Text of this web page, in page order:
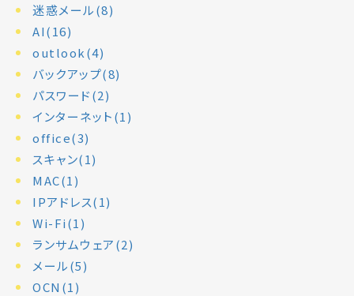
迷惑メール(8)
AI(16)
outlook(4)
バックアップ(8)
パスワード(2)
インターネット(1)
office(3)
スキャン(1)
MAC(1)
IPアドレス(1)
Wi-Fi(1)
ランサムウェア(2)
メール(5)
OCN(1)